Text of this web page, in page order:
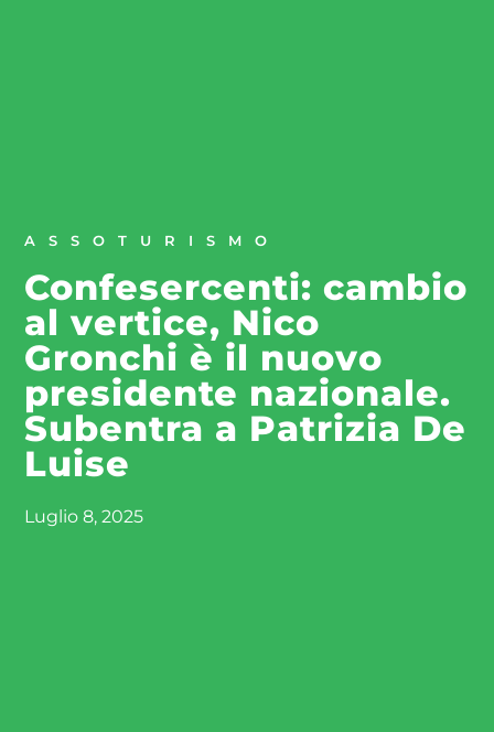
ASSOTURISMO
Confesercenti: cambio
al vertice, Nico
Gronchi è il nuovo
presidente nazionale.
Subentra a Patrizia De
Luise
Luglio 8, 2025